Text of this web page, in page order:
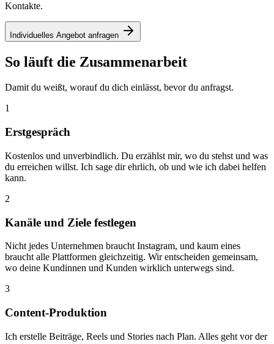
Kontakte.
Individuelles Angebot anfragen
So läuft die Zusammenarbeit
Damit du weißt, worauf du dich einlässt, bevor du anfragst.
1
Erstgespräch
Kostenlos und unverbindlich. Du erzählst mir, wo du stehst und was
du erreichen willst. Ich sage dir ehrlich, ob und wie ich dabei helfen
kann.
2
Kanäle und Ziele festlegen
Nicht jedes Unternehmen braucht Instagram, und kaum eines
braucht alle Plattformen gleichzeitig. Wir entscheiden gemeinsam,
wo deine Kundinnen und Kunden wirklich unterwegs sind.
3
Content-Produktion
Ich erstelle Beiträge, Reels und Stories nach Plan. Alles geht vor der